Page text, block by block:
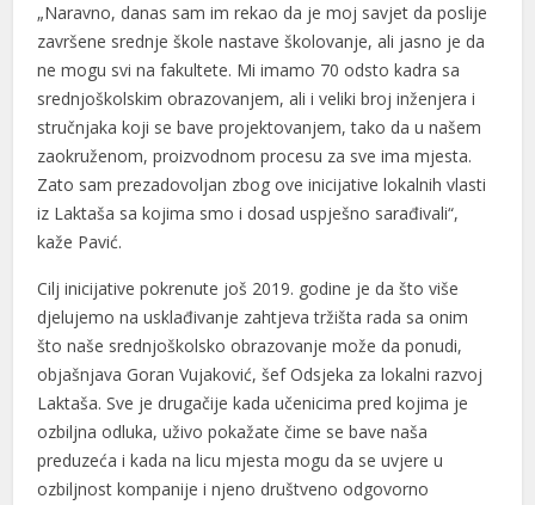
„Naravno, danas sam im rekao da je moj savjet da poslije
završene srednje škole nastave školovanje, ali jasno je da
ne mogu svi na fakultete. Mi imamo 70 odsto kadra sa
srednjoškolskim obrazovanjem, ali i veliki broj inženjera i
stručnjaka koji se bave projektovanjem, tako da u našem
zaokruženom, proizvodnom procesu za sve ima mjesta.
Zato sam prezadovoljan zbog ove inicijative lokalnih vlasti
iz Laktaša sa kojima smo i dosad uspješno sarađivali“,
kaže Pavić.
Cilj inicijative pokrenute još 2019. godine je da što više
djelujemo na usklađivanje zahtjeva tržišta rada sa onim
što naše srednjoškolsko obrazovanje može da ponudi,
objašnjava Goran Vujaković, šef Odsjeka za lokalni razvoj
Laktaša. Sve je drugačije kada učenicima pred kojima je
ozbiljna odluka, uživo pokažate čime se bave naša
preduzeća i kada na licu mjesta mogu da se uvjere u
ozbiljnost kompanije i njeno društveno odgovorno